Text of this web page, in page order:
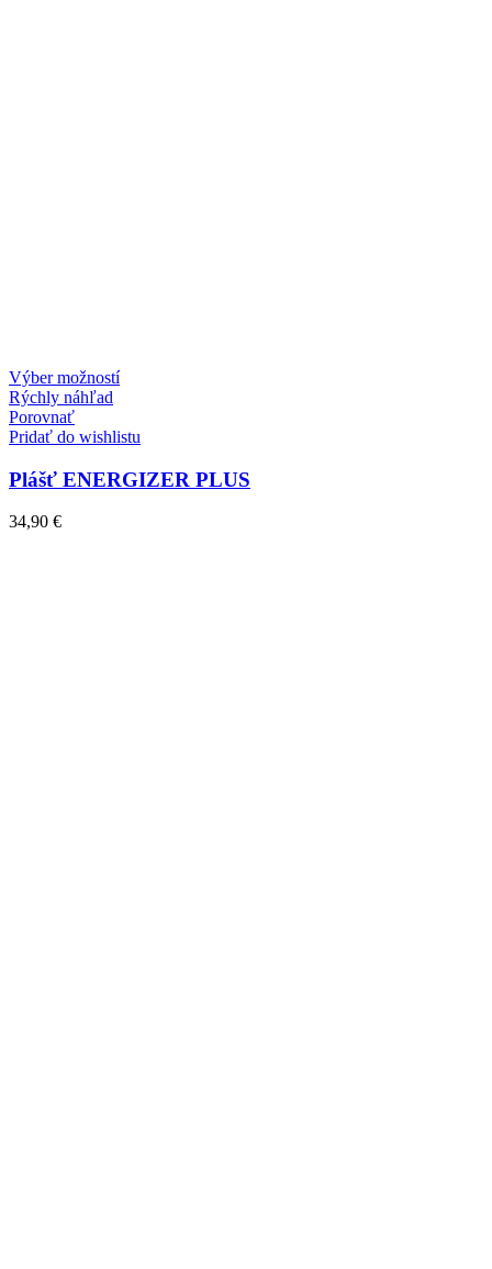
Výber možností
Rýchly náhľad
Porovnať
Pridať do wishlistu
Plášť ENERGIZER PLUS
34,90 €